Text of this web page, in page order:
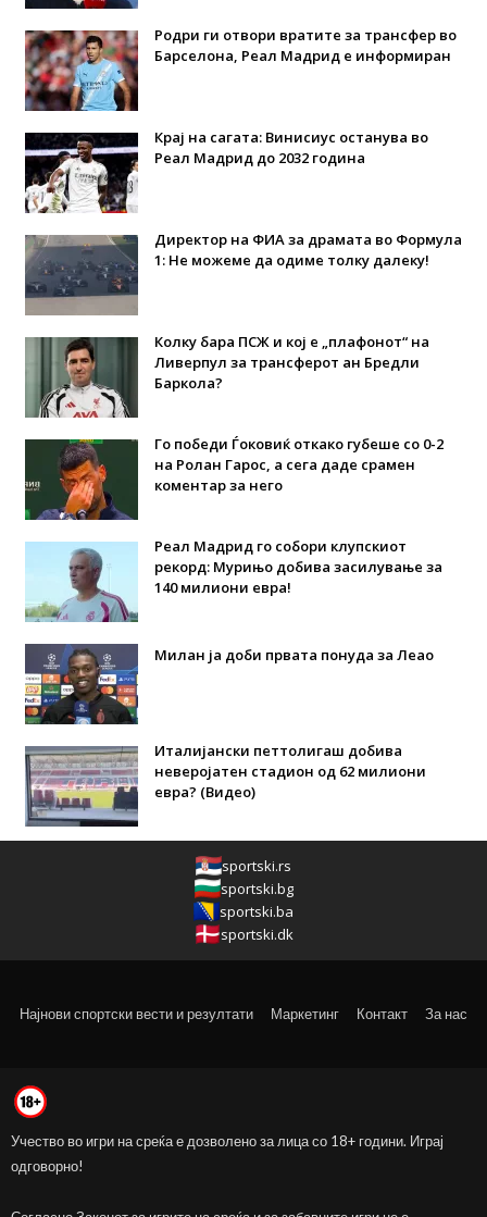
Родри ги отвори вратите за трансфер во
Барселона, Реал Мадрид е информиран
Крај на сагата: Винисиус останува во
Реал Мадрид до 2032 година
Директор на ФИА за драмата во Формула
1: Не можеме да одиме толку далеку!
Колку бара ПСЖ и кој е „плафонот“ на
Ливерпул за трансферот ан Бредли
Баркола?
Го победи Ѓоковиќ откако губеше со 0-2
на Ролан Гарос, а сега даде срамен
коментар за него
Реал Мадрид го собори клупскиот
рекорд: Мурињо добива засилување за
140 милиони евра!
Милан ја доби првата понуда за Леао
Италијански петтолигаш добива
неверојатен стадион од 62 милиони
евра? (Видео)
sportski.rs
sportski.bg
sportski.ba
sportski.dk
Најнови спортски вести и резултати Маркетинг Контакт За нас
Учество во игри на среќа е дозволено за лица со 18+ години. Играј
одговорно!